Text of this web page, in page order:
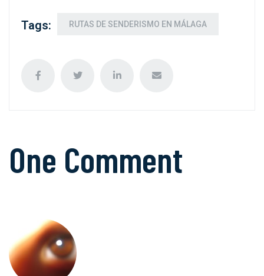
Tags: RUTAS DE SENDERISMO EN MÁLAGA
One Comment